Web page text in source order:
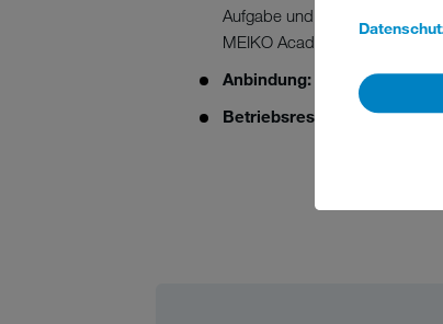
Aufgabe und verschiedene
MEIKO Academy
Anbindung:
gute
Betriebsrestaurant: